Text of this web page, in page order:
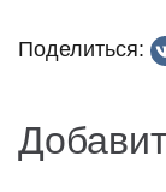
Поделиться: